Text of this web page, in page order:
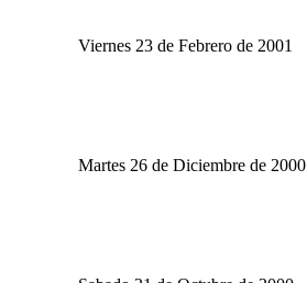
Viernes 23 de Febrero de 2001
Martes 26 de Diciembre de 2000